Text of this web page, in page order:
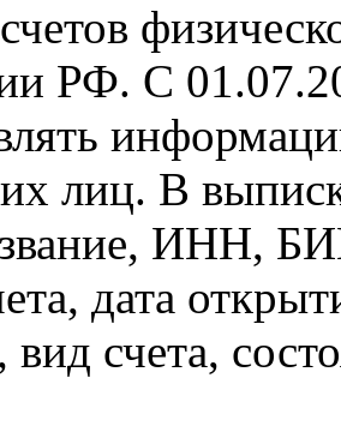
РФ. С
лиц. В
ИНН,
дата
вид счета,